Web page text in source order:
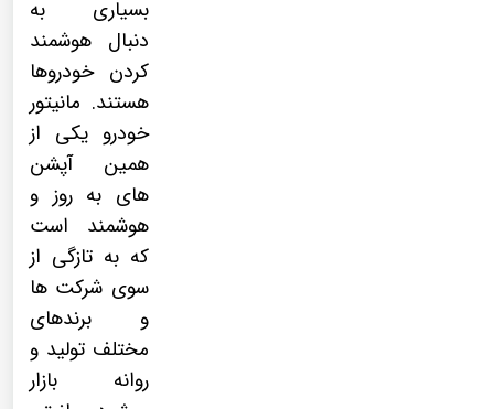
بسیاری به
دنبال هوشمند
کردن خودروها
هستند. مانیتور
خودرو یکی از
همین آپشن
های به روز و
هوشمند است
که به تازگی از
سوی شرکت ها
و برندهای
مختلف تولید و
روانه بازار